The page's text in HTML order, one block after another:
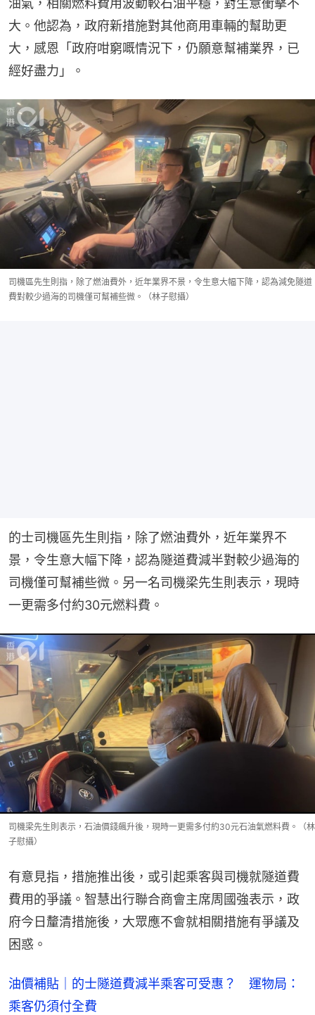
大。他認為，政府新措施對其他商用車輛的幫助更
大，感恩「政府咁窮嘅情況下，仍願意幫補業界，已
經好盡力」。
司機區先生則指，除了燃油費外，近年業界不景，令生意大幅下降，認為減免隧道
費對較少過海的司機僅可幫補些微。（林子慰攝）
的士司機區先生則指，除了燃油費外，近年業界不
景，令生意大幅下降，認為隧道費減半對較少過海的
司機僅可幫補些微。另一名司機梁先生則表示，現時
一更需多付約30元燃料費。
司機梁先生則表示，石油價錢飆升後，現時一更需多付約30元石油氣燃料費。（林
子慰攝）
有意見指，措施推出後，或引起乘客與司機就隧道費
費用的爭議。智慧出行聯合商會主席周國強表示，政
府今日釐清措施後，大眾應不會就相關措施有爭議及
困惑。
油價補貼｜的士隧道費減半乘客可受惠？ 運物局：
乘客仍須付全費